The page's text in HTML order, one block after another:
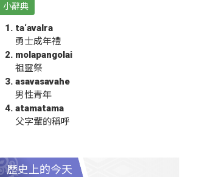
小辭典
ta‘avalra
勇士成年禮
molapangolai
祖靈祭
asavasavahe
男性青年
atamatama
父字輩的稱呼
歷史上的今天